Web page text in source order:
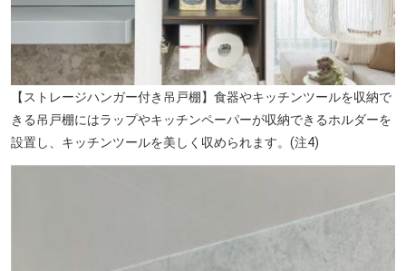
【ストレージハンガー付き吊戸棚】食器やキッチンツールを収納で
きる吊戸棚にはラップやキッチンペーパーが収納できるホルダーを
設置し、キッチンツールを美しく収められます。(注4)